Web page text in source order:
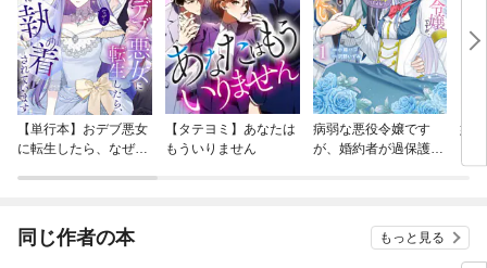
【単行本】おデブ悪女
に転生したら、なぜか
【タテヨミ】あなたは
もういりません
病弱な悪役令嬢です
が、婚約者が過保護す
妹
同じ作者の本 もっと見る